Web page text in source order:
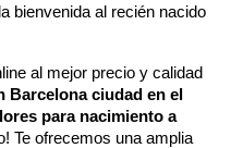
bienvenida al recién nacido
al mejor precio y calidad
ciudad en el
para nacimiento a
Te ofrecemos una amplia